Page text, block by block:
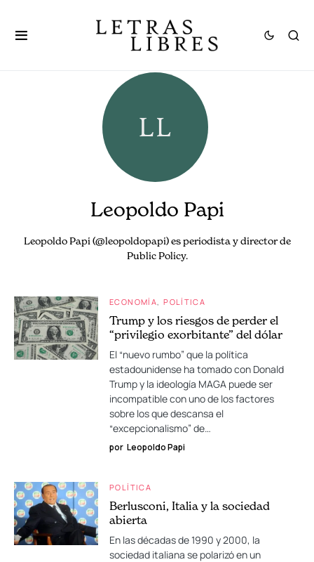
Leopoldo Papi
Leopoldo Papi (@leopoldopapi) es periodista y director de
Public Policy.
ECONOMÍA POLÍTICA
Trump y los riesgos de perder el
“privilegio exorbitante” del dólar
El “nuevo rumbo” que la política
estadounidense ha tomado con Donald
Trump y la ideología MAGA puede ser
incompatible con uno de los factores
sobre los que descansa el
“excepcionalismo” de…
por Leopoldo Papi
POLÍTICA
Berlusconi, Italia y la sociedad
abierta
En las décadas de 1990 y 2000, la
sociedad italiana se polarizó en un